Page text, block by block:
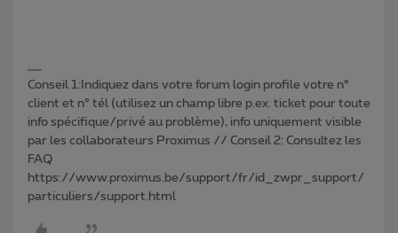
Conseil 1:Indiquez dans votre forum login profile votre n°
client et n° tél (utilisez un champ libre p.ex. ticket pour toute
info spécifique/privé au problème), info uniquement visible
par les collaborateurs Proximus // Conseil 2: Consultez les
FAQ
https://www.proximus.be/support/fr/id_zwpr_support/
particuliers/support.html